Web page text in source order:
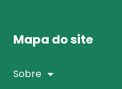
Mapa do site
Sobre